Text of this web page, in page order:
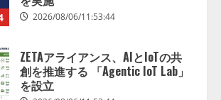
5
ZETAアライアンス、AIとIoTの共
創を推進する 「Agentic IoT Lab」
2026/08/06/11:53:44